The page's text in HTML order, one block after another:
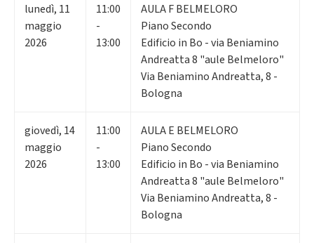
lunedì, 11
maggio
2026
11:00
-
13:00
AULA F BELMELORO
Piano Secondo
Edificio in Bo - via Beniamino
Andreatta 8 "aule Belmeloro"
Via Beniamino Andreatta, 8 -
Bologna
giovedì, 14
maggio
2026
11:00
-
13:00
AULA E BELMELORO
Piano Secondo
Edificio in Bo - via Beniamino
Andreatta 8 "aule Belmeloro"
Via Beniamino Andreatta, 8 -
Bologna